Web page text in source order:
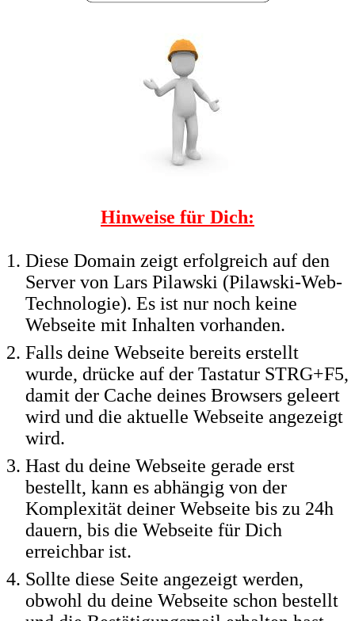
Hinweise für Dich:
Diese Domain zeigt erfolgreich auf den
Server von Lars Pilawski (Pilawski-Web-
Technologie). Es ist nur noch keine
Webseite mit Inhalten vorhanden.
Falls deine Webseite bereits erstellt
wurde, drücke auf der Tastatur STRG+F5,
damit der Cache deines Browsers geleert
wird und die aktuelle Webseite angezeigt
wird.
Hast du deine Webseite gerade erst
bestellt, kann es abhängig von der
Komplexität deiner Webseite bis zu 24h
dauern, bis die Webseite für Dich
erreichbar ist.
Sollte diese Seite angezeigt werden,
obwohl du deine Webseite schon bestellt